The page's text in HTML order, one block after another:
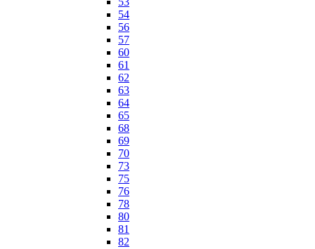
54
56
57
60
61
62
63
64
65
68
69
70
73
75
76
78
80
81
82